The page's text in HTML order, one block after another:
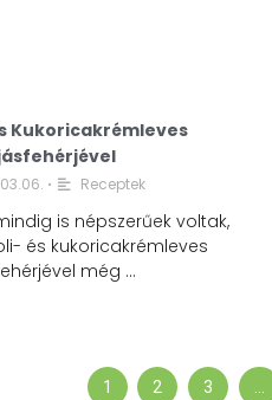
Kukoricakrémleves
• Receptek
is népszerűek voltak,
és kukoricakrémleves
még …
1 2 3